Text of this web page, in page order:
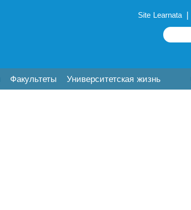
Site Learnata |
Факультеты Университетская жизнь